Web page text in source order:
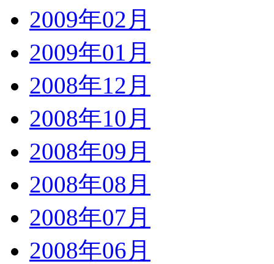
2009年02月
2009年01月
2008年12月
2008年10月
2008年09月
2008年08月
2008年07月
2008年06月